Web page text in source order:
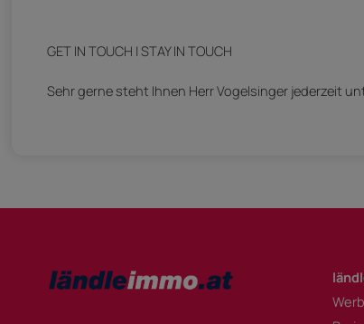
GET IN TOUCH | STAY IN TOUCH
Sehr gerne steht Ihnen Herr Vogelsinger jederzeit